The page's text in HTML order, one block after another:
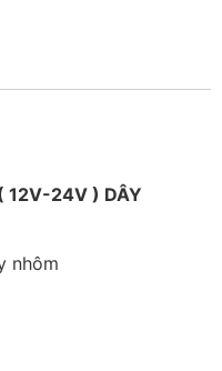
12V-24V ) DÂY
nhôm